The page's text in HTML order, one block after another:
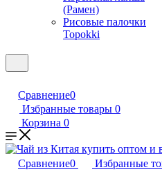
(Рамен)
Рисовые палочки
Topokki
Сравнение0
Избранные товары 0
Корзина 0
Сравнение0 Избранные